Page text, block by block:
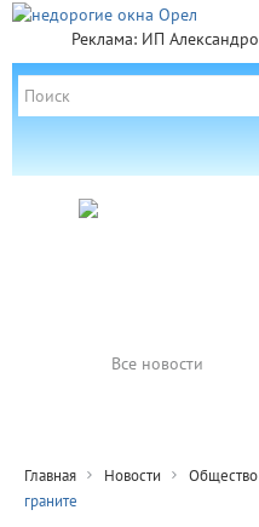
Реклама: ИП
Все новости
Главная Новости Общество
граните